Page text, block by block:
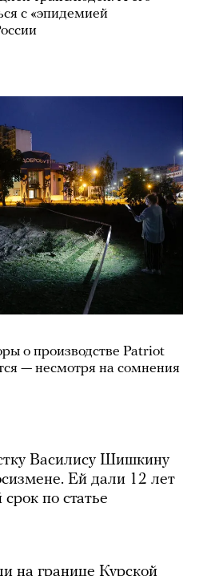
с «эпидемией
о производстве Patriot
— несмотря на сомнения
Василису Шишкину
Ей дали 12 лет
по статье
на границе Курской